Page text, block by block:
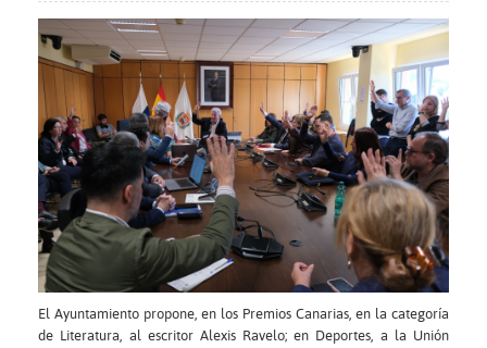
imagen
El Ayuntamiento propone, en los Premios Canarias, en la categoría
de Literatura, al escritor Alexis Ravelo; en Deportes, a la Unión